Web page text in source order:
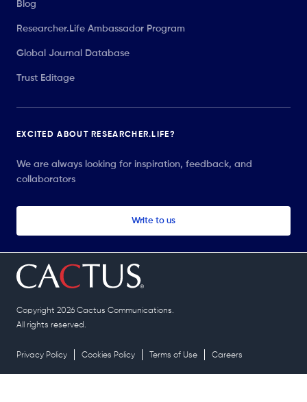
Blog
Researcher.Life Ambassador Program
Global Journal Database
Trust Editage
EXCITED ABOUT RESEARCHER.LIFE?
We are always looking for inspiration, feedback, and
collaborators
Write to us
Copyright 2026 Cactus Communications.
All rights reserved.
Privacy Policy Cookies Policy Terms of Use Careers